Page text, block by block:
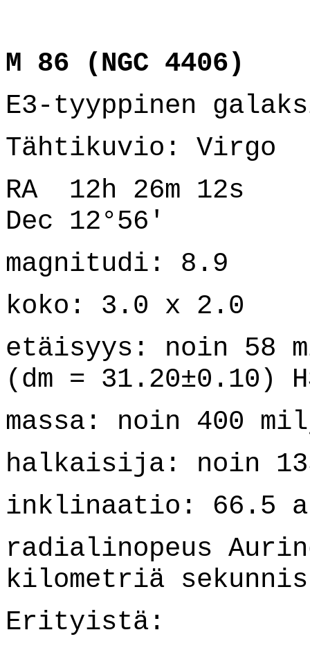
M 86 (NGC 4406)
E3-tyyppinen
Tähtikuvio: Virgo
RA 12h 26m 12s
Dec 12°56'
magnitudi: 8.9
koko: 3.0 x 2.0
etäisyys: noin 58
(dm = 31.20±0.10)
massa: noin 400
halkaisija: noin
inklinaatio: 66.5
radialinopeus
kilometriä
Erityistä: